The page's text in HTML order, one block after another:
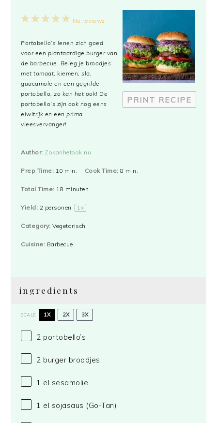
PRINT RECIPE
5
4
3
2
1
No reviews
Portobello’s lenen zich goed
voor een plantaardige burger van
de barbecue. Beleg je broodjes
met tomaat, kiemen, sla,
guacamole en een gegrilde
portobello, zo kan het ook! De
portobello’s zijn ook nog eens
eiwitrijk en een prima
vleesvervanger!
Author: Zokanhetook.nu
Prep Time: 10 min. Cook Time: 8 min.
Total Time: 18 minuten
Yield: 2 personen 1 x
Category: Vegetarisch
Cuisine: Barbecue
ingredients
SCALE 1X 2X 3X
2 portobello’s
2 burger broodjes
1 el sesamolie
1 el sojasaus (Go-Tan)